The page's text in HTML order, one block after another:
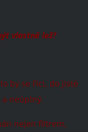
vlastně lež?
by se říci, do jisté
neúplný.
nejen filtrem,